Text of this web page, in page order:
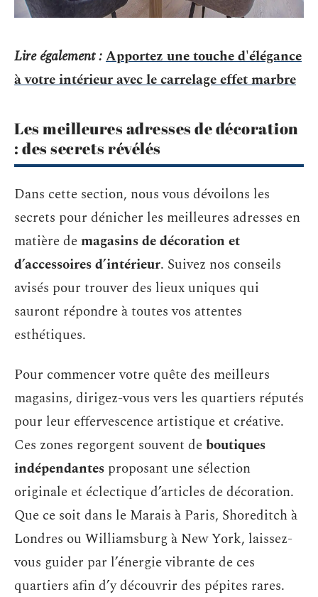
Lire également :Apportez une touche d'élégance
à votre intérieur avec le carrelage effet marbre
Les meilleures adresses de décoration
: des secrets révélés
Dans cette section, nous vous dévoilons les
secrets pour dénicher les meilleures adresses en
matière demagasins de décoration et
d’accessoires d’intérieur. Suivez nos conseils
avisés pour trouver des lieux uniques qui
sauront répondre à toutes vos attentes
esthétiques.
Pour commencer votre quête des meilleurs
magasins, dirigez-vous vers les quartiers réputés
pour leur effervescence artistique et créative.
Ces zones regorgent souvent deboutiques
indépendantes proposant une sélection
originale et éclectique d’articles de décoration.
Que ce soit dans le Marais à Paris, Shoreditch à
Londres ou Williamsburg à New York, laissez-
vous guider par l’énergie vibrante de ces
quartiers afin d’y découvrir des pépites rares.